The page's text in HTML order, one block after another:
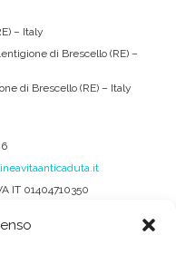
– Italy
di Brescello (RE) –
di Brescello (RE) – Italy
IT 01404710350